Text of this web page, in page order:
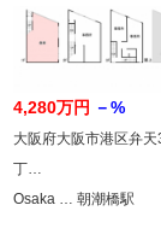
4,280万円 －%
大阪府大阪市港区弁天
丁…
Osaka … 朝潮橋駅